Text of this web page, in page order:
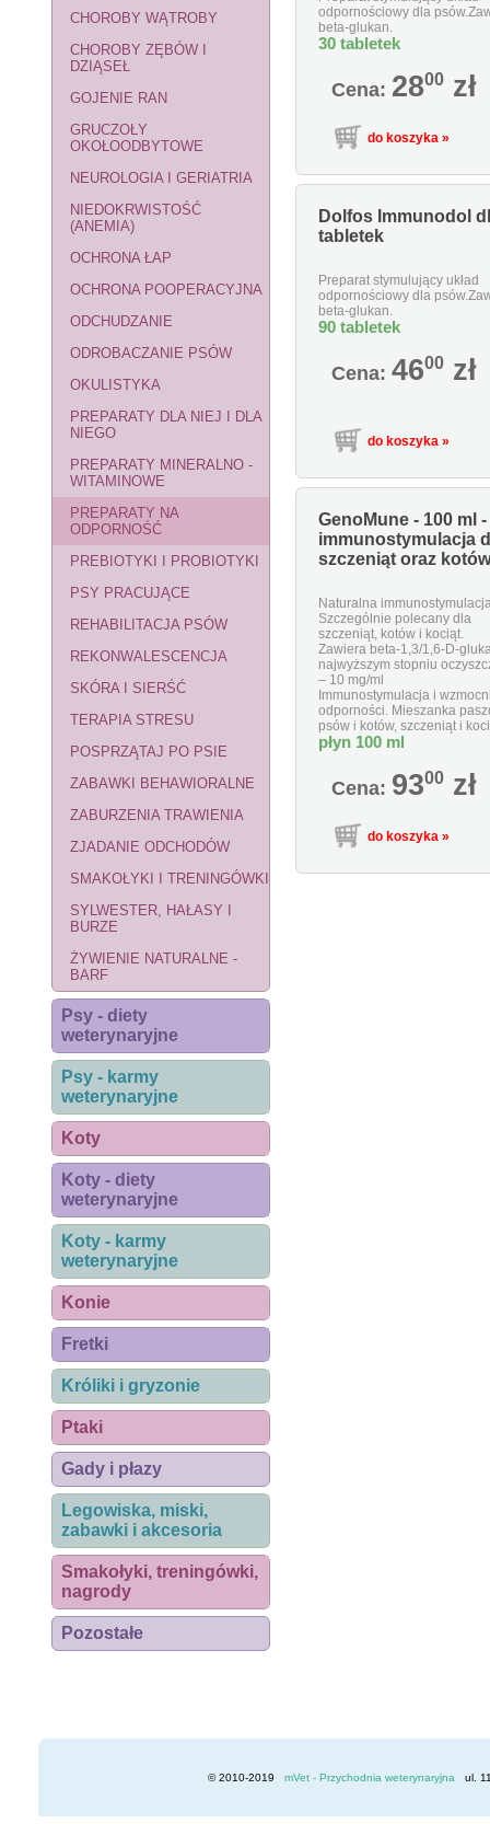
CHOROBY WĄTROBY
CHOROBY ZĘBÓW I
DZIĄSEŁ
GOJENIE RAN
GRUCZOŁY
OKOŁOODBYTOWE
NEUROLOGIA I GERIATRIA
NIEDOKRWISTOŚĆ
(ANEMIA)
OCHRONA ŁAP
OCHRONA POOPERACYJNA
ODCHUDZANIE
ODROBACZANIE PSÓW
OKULISTYKA
PREPARATY DLA NIEJ I DLA
NIEGO
PREPARATY MINERALNO -
WITAMINOWE
PREPARATY NA
ODPORNOŚĆ
PREBIOTYKI I PROBIOTYKI
PSY PRACUJĄCE
REHABILITACJA PSÓW
REKONWALESCENCJA
SKÓRA I SIERŚĆ
TERAPIA STRESU
POSPRZĄTAJ PO PSIE
ZABAWKI BEHAWIORALNE
ZABURZENIA TRAWIENIA
ZJADANIE ODCHODÓW
SMAKOŁYKI I TRENINGÓWKI
SYLWESTER, HAŁASY I
BURZE
ŻYWIENIE NATURALNE -
BARF
Psy - diety
weterynaryjne
Psy - karmy
weterynaryjne
Koty
Koty - diety
weterynaryjne
Koty - karmy
weterynaryjne
Konie
Fretki
Króliki i gryzonie
Ptaki
Gady i płazy
Legowiska, miski,
zabawki i akcesoria
Smakołyki, treningówki,
nagrody
Pozostałe
odpornościowy dla
beta-glukan.
30 tabletek
Cena: 2800zł
Dolfos Immunodol
tabletek
Preparat stymulujący układ
odpornościowy dla
beta-glukan.
90 tabletek
Cena: 4600zł
GenoMune - 100 ml
immunostymulacja
szczeniąt oraz
Naturalna
Szczególnie polecany dla
szczeniąt, kotów i kociąt.
Zawiera beta-1,3/1,6-D-
najwyższym stopniu
– 10 mg/ml
Immunostymulacja i
odporności. Mieszanka
psów i kotów, szczeniąt i
płyn 100 ml
Cena: 9300zł
© 2010-2019 mVet - Przychodnia weterynaryjna ul.